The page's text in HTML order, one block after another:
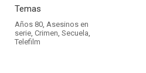
Temas
Años 80, Asesinos en
serie, Crimen, Secuela,
Telefilm